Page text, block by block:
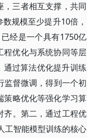
三者相互支撑，共同
规模至少提升10倍，
经是一个具有1750亿
程优化与系统协同等层
通过算法优化提升训练
监督微调，得到一个初
策略优化等强化学习算
齐。第二，通过工程优
工智能模型训练的核心